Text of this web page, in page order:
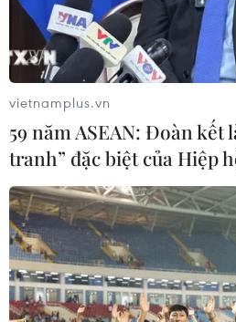
Sở hữu trí tuệ
RSS
Ngôn ngữ
Dịch vụ tin
Liên hệ
Giấy phép số: 1374/GP-BTTTT do Bộ
cấp ngày 11/9/2008.
Quảng cáo: Phó TBT Nguyễn Thị
tamvna@gmail.com
vietnamplus.vn
59 năm ASEAN: Đoàn kết
tranh” đặc biệt của Hiệp